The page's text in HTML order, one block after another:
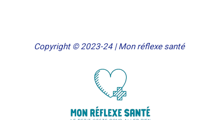
Copyright © 2023-24 | Mon réflexe santé